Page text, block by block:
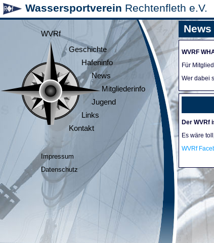
Wassersportverein Rechtenfleth e.V.
WVRf
Geschichte
Hafeninfo
News
Mitgliederinfo
Jugend
Links
Kontakt
Impressum
Datenschutz
News
WVRF
Für
Wer dabei
Der WVRf
Es wäre
WVRf